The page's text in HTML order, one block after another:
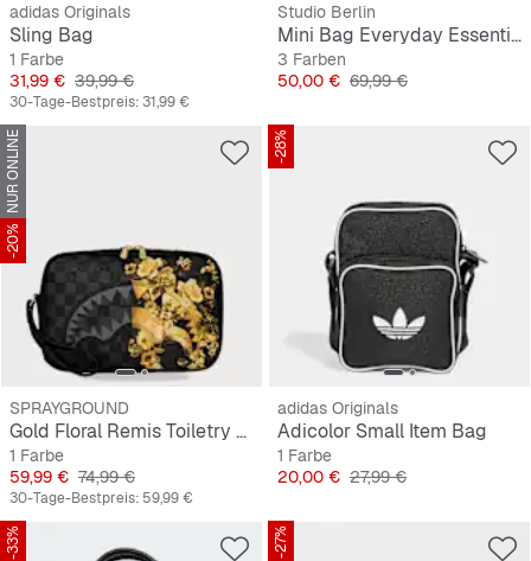
adidas Originals
Sling Bag
1 Farbe
Preis
31,99 € Originalpreis
39,99 €
30-Tage-Bestpreis:31,99 €
Studio Berlin
Mini Bag Everyday Essential Bag Dahlem
3 Farben
Preis
50,00 € Originalpreis
69,99 €
NUR ONLINE
-20%
SPRAYGROUND
Gold Floral Remis Toiletry Brick
1 Farbe
Preis
59,99 € Originalpreis
74,99 €
30-Tage-Bestpreis: 59,99 €
-28%
adidas Originals
Adicolor Small Item Bag
1 Farbe
Preis
20,00 € Originalpreis
27,99 €
-33% -27%